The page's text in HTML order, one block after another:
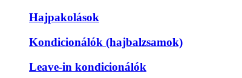
Hajpakolások
Kondicionálók (hajbalzsamok)
Leave-in kondicionálók